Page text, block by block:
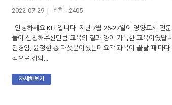
2022-07-29 | 조회 : 2405
안녕하세요 KFI 입니다. 지난 7월 26-27일에 영양표시 전
들이 신청해주신만큼 교육의 질과 양이 가득한 교육이였답
김경임, 윤정현 총 다섯분이셨는데요각 과목이 끝날 때 마
적으로 강의...
자세히보기